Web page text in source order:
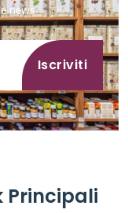
news
Iscriviti
Principali